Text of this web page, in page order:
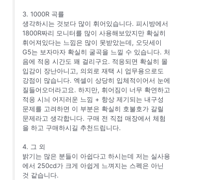
3. 1000R 곡률
생각하시는 것보다 많이 휘어있습니다. 피시방에서
1800R짜리 모니터를 많이 사용해보았지만 확실히
휘어져있다는 느낌은 많이 못받았는데, 오딧세이
G5는 보자마자 확실히 굴곡을 느낄 수 있습니다. 처
음에 적응 시간도 꽤 걸리구요. 적응되면 확실히 몰
입감이 장난아니고, 의외로 재택 시 업무용으로도
강점이 많습니다. 엑셀이 상당히 입체적이어서 눈에
질들어오더라고요. 하지만, 휘어짐이 너무 확연하고
적응 시늬 어지러운 느낌 + 항상 제기되는 내구성
문제를 고려하면 이 부분은 확실히 호불호가 갈릴
문제라고 생각합니다. 구매 전 직접 매장에서 체험
을 하고 구매하시길 추천드립니다.
4. 그 외
밝기는 많은 분들이 아쉽다고 하시는데 저는 실사용
에서 250cd가 크게 아쉽게 느껴지는 스펙은 아닌
것 같습니다.